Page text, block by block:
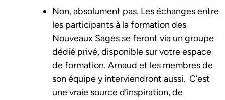
Non, absolument pas. Les échanges entre
les participants à la formation des
Nouveaux Sages se feront via un groupe
dédié privé, disponible sur votre espace
de formation. Arnaud et les membres de
son équipe y interviendront aussi. C’est
une vraie source d’inspiration, de